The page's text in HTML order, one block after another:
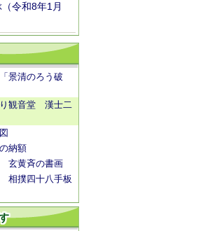
令和8年1月
景清のろう破
観音堂 漢士二
納額
玄黄斉の書画
相撲四十八手板